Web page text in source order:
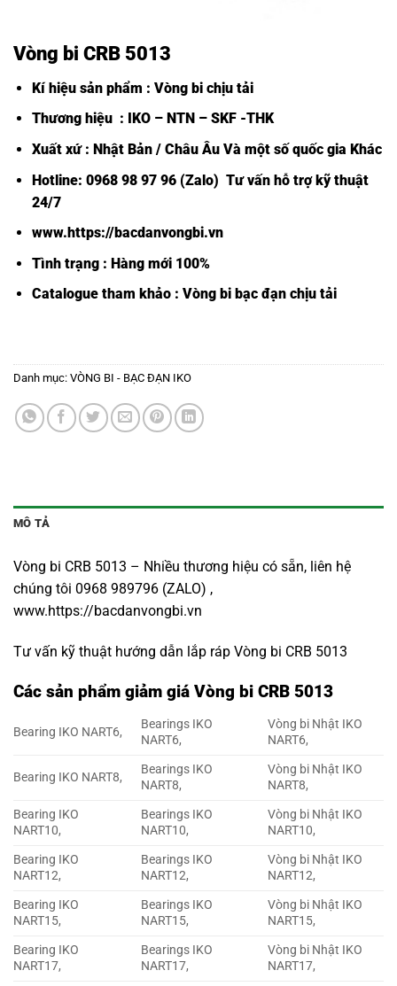
Vòng bi CRB 5013
Kí hiệu sản phẩm : Vòng bi chịu tải
Thương hiệu : IKO – NTN – SKF -THK
Xuất xứ : Nhật Bản / Châu Âu Và một số quốc gia Khác
Hotline: 0968 98 97 96 (Zalo) Tư vấn hỗ trợ kỹ thuật
24/7
www.https://bacdanvongbi.vn
Tình trạng : Hàng mới 100%
Catalogue tham khảo : Vòng bi bạc đạn chịu tải
Danh mục: VÒNG BI - BẠC ĐẠN IKO
MÔ TẢ
Vòng bi CRB 5013 – Nhiều thương hiệu có sẵn, liên hệ
chúng tôi 0968 989796 (ZALO) ,
www.https://bacdanvongbi.vn
Tư vấn kỹ thuật hướng dẫn lắp ráp Vòng bi CRB 5013
Các sản phẩm giảm giá Vòng bi CRB 5013
Bearing IKO NART6,
Bearings IKO
NART6,
Vòng bi Nhật IKO
NART6,
Bearing IKO NART8,
Bearings IKO
NART8,
Vòng bi Nhật IKO
NART8,
Bearing IKO
NART10,
Bearings IKO
NART10,
Vòng bi Nhật IKO
NART10,
Bearing IKO
NART12,
Bearings IKO
NART12,
Vòng bi Nhật IKO
NART12,
Bearing IKO
NART15,
Bearings IKO
NART15,
Vòng bi Nhật IKO
NART15,
Bearing IKO
NART17,
Bearings IKO
NART17,
Vòng bi Nhật IKO
NART17,